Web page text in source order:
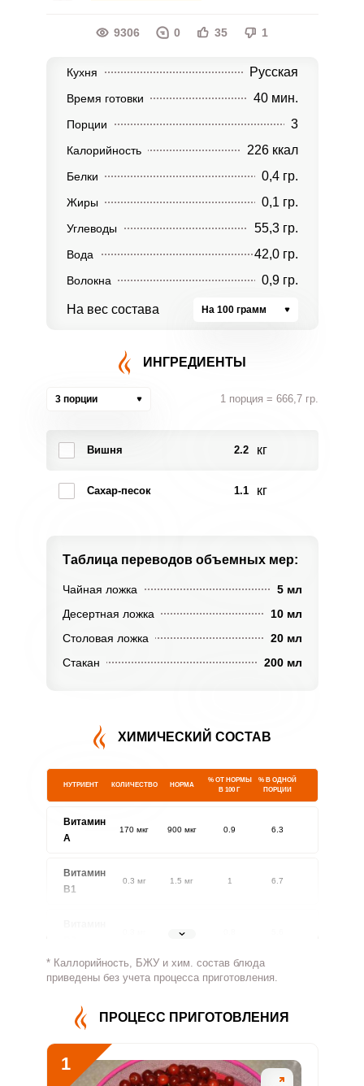
9306 0 35 1
Кухня Русская
Время готовки 40 мин.
Порции 3
Калорийность 226 ккал
Белки 0,4 гр.
Жиры 0,1 гр.
Углеводы 55,3 гр.
Вода 42,0 гр.
Волокна 0,9 гр.
На вес состава На 100 грамм
ИНГРЕДИЕНТЫ
3 порции 1 порция = 666,7 гр.
Вишня 2.2 кг
Сахар-песок 1.1 кг
Таблица переводов объемных мер:
Чайная ложка
5 мл
Десертная ложка
10 мл
Столовая ложка
20 мл
Стакан
200 мл
ХИМИЧЕСКИЙ СОСТАВ
НУТРИЕНТ КОЛИЧЕСТВО НОРМА
% ОТ НОРМЫ
В 100 Г
% В ОДНОЙ
ПОРЦИИ
Витамин
A
170 мкг 900 мкг 0.9 6.3
Витамин
В1
0.3 мг 1.5 мг 1 6.7
1.8 мг
Витамин
61 мг 500 мг 0.6 4.1
Витамин
В5
Витамин
* Каллорийность, БЖУ и хим. состав блюда
приведены без учета процесса приготовления.
ПРОЦЕСС ПРИГОТОВЛЕНИЯ
1